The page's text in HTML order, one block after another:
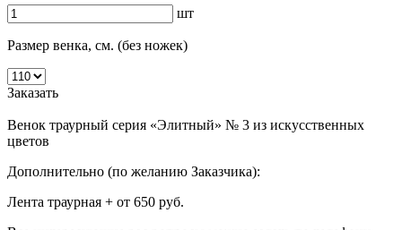
шт
Размер венка, см. (без ножек)
Заказать
Венок траурный серия «Элитный» № 3 из искусственных
цветов
Дополнительно (по желанию Заказчика):
Лента траурная + от 650 руб.